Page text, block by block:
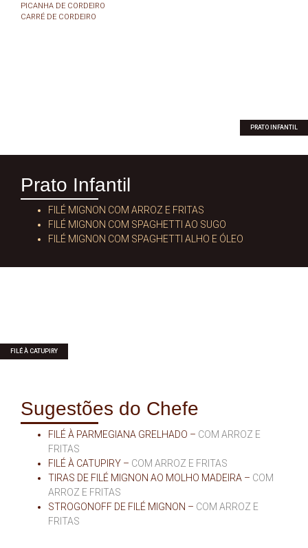
PICANHA DE CORDEIRO
CARRÉ DE CORDEIRO
Prato Infantil
FILÉ MIGNON COM ARROZ E FRITAS
FILÉ MIGNON COM SPAGHETTI AO SUGO
FILÉ MIGNON COM SPAGHETTI ALHO E ÓLEO
PRATO INFANTIL
FILÉ À CATUPIRY
Sugestões do Chefe
FILÉ À PARMEGIANA GRELHADO – COM ARROZ E
FRITAS
FILÉ À CATUPIRY – COM ARROZ E FRITAS
TIRAS DE FILÉ MIGNON AO MOLHO MADEIRA – COM
ARROZ E FRITAS
STROGONOFF DE FILÉ MIGNON – COM ARROZ E
FRITAS